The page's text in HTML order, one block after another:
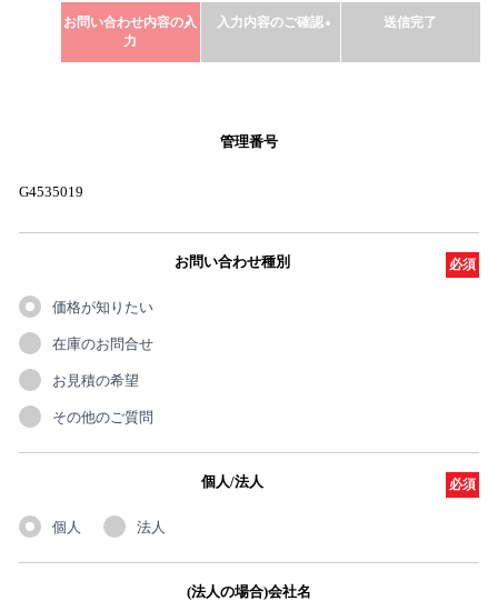
お問い合わせ内容の入
力
入力内容のご確認 送信完了
管理番号
G4535019
お問い合わせ種別 必須
価格が知りたい
在庫のお問合せ
お見積の希望
その他のご質問
個人/法人 必須
個人 法人
(法人の場合)会社名